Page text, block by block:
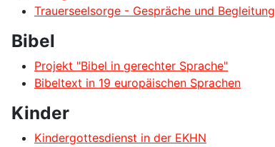
Trauerseelsorge - Gespräche und Begleitung
Bibel
Projekt "Bibel in gerechter Sprache"
Bibeltext in 19 europäischen Sprachen
Kinder
Kindergottesdienst in der EKHN